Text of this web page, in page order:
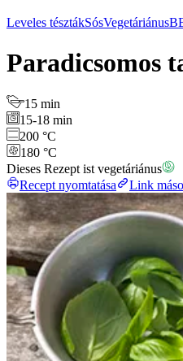
Leveles tésztákSósVegetáriánus
Paradicsomos
15 min
15-18 min
200 °C
180 °C
Dieses Rezept ist vegetáriánus
Recept nyomtatása
Link